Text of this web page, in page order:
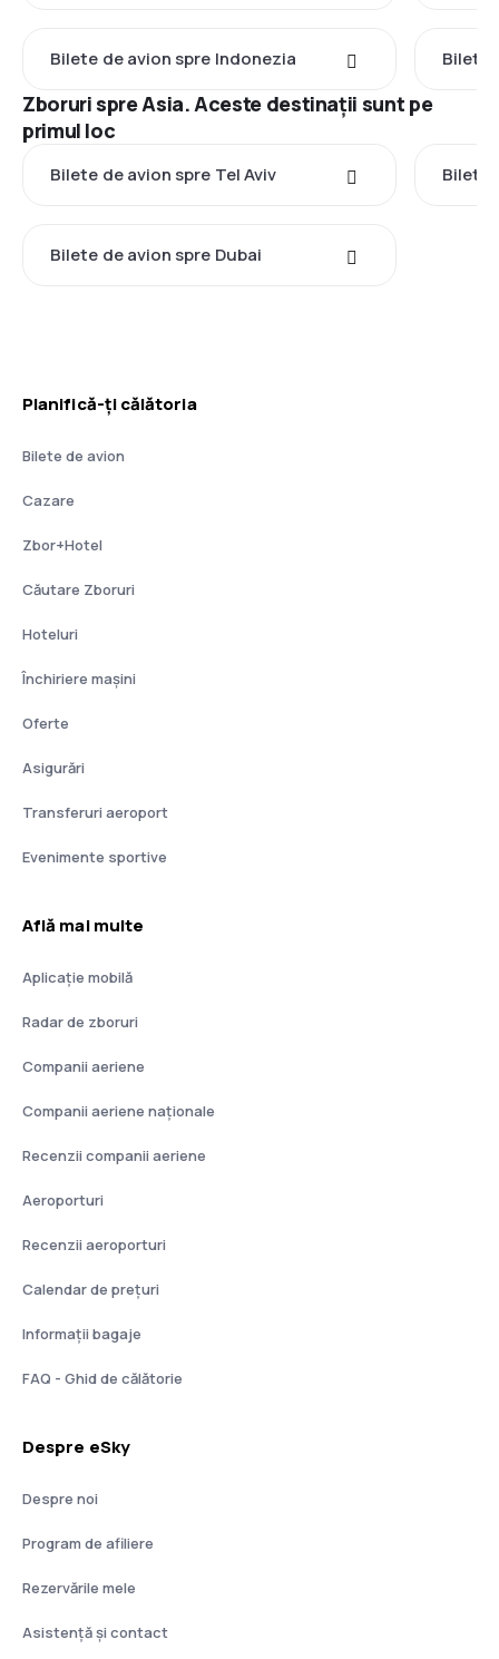
Bilete de avion spre Indonezia Bilete
Zboruri spre Asia. Aceste destinații sunt pe
primul loc
Bilete de avion spre Tel Aviv Bilete
Bilete de avion spre Dubai
Planifică-ți călătoria
Bilete de avion
Cazare
Zbor+Hotel
Căutare Zboruri
Hoteluri
Închiriere mașini
Oferte
Asigurări
Transferuri aeroport
Evenimente sportive
Află mai multe
Aplicație mobilă
Radar de zboruri
Companii aeriene
Companii aeriene naţionale
Recenzii companii aeriene
Aeroporturi
Recenzii aeroporturi
Calendar de prețuri
Informații bagaje
FAQ - Ghid de călătorie
Despre eSky
Despre noi
Program de afiliere
Rezervările mele
Asistenţă şi contact